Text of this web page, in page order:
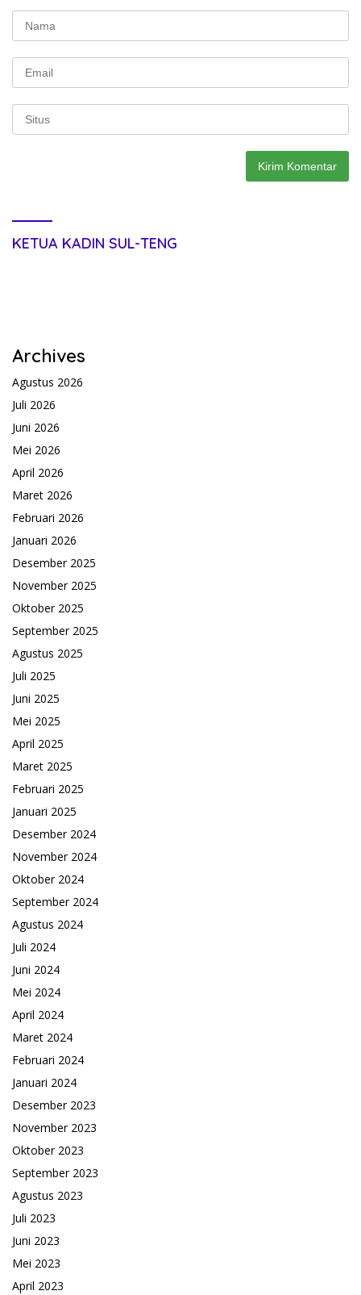
KETUA KADIN SUL-TENG
Archives
Agustus 2026
Juli 2026
Juni 2026
Mei 2026
April 2026
Maret 2026
Februari 2026
Januari 2026
Desember 2025
November 2025
Oktober 2025
September 2025
Agustus 2025
Juli 2025
Juni 2025
Mei 2025
April 2025
Maret 2025
Februari 2025
Januari 2025
Desember 2024
November 2024
Oktober 2024
September 2024
Agustus 2024
Juli 2024
Juni 2024
Mei 2024
April 2024
Maret 2024
Februari 2024
Januari 2024
Desember 2023
November 2023
Oktober 2023
September 2023
Agustus 2023
Juli 2023
Juni 2023
Mei 2023
April 2023